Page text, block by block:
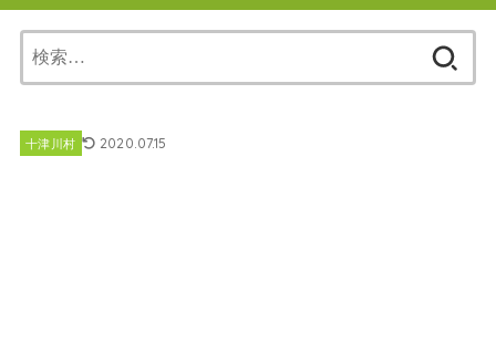
索:
十津川村 2020.07.15